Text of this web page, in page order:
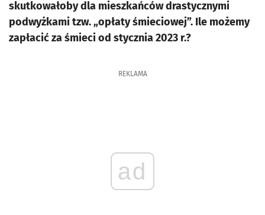
skutkowałoby dla mieszkańców drastycznymi
podwyżkami tzw. „opłaty śmieciowej”. Ile możemy
zapłacić za śmieci od stycznia 2023 r.?
REKLAMA
ad